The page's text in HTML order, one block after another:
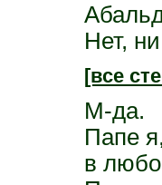
Нет,
[все
М-да.
Папе
в